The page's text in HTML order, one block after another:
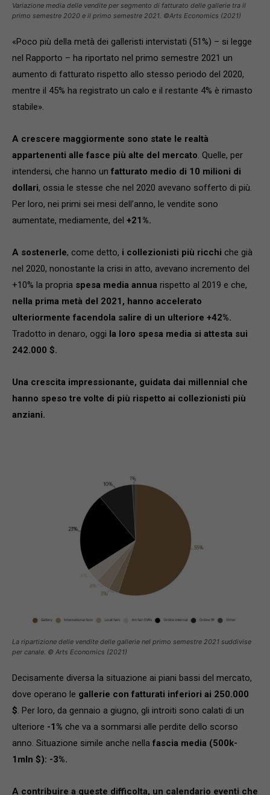
Variazione media delle vendite per segmento di fatturato delle gallerie tra il
primo semestre 2020 e il primo semestre 2021. ©Arts Economics (2021)
«Poco più della metà dei galleristi intervistati (51%) – si legge
nel Rapporto – ha riportato nel primo semestre 2021 un
aumento di fatturato rispetto allo stesso periodo del 2020,
mentre il 45% ha registrato un calo e il restante 4% è rimasto
stabile».
A crescere maggiormente sono state le realtà
appartenenti alle fasce più alte del mercato . Quelle, per
intendersi, che hanno un fatturato medio di 10 milioni di
dollari, ossia le stesse che nel 2020 avevano sofferto di più.
Per loro, nei primi sei mesi dell’anno, le vendite sono
aumentate, mediamente, del +21%.
A sostenerle, come detto, i collezionisti più ricchi che già
nel 2020, nonostante la crisi in atto, avevano incremento del
+10% la propria spesa media annua rispetto al 2019 e che,
nella prima metà del 2021, hanno accelerato
ulteriormente facendola salire di un ulteriore +42%.
Tradotto in denaro, oggi la loro spesa media si attesta sui
242.000 $.
Una crescita impressionante, guidata dai millennial che
hanno speso tre volte di più rispetto ai collezionisti più
anziani.
La ripartizione delle vendite delle gallerie nel primo semestre 2021 suddivise
per canale. © Arts Economics (2021)
Decisamente diversa la situazione ai piani bassi del mercato,
dove operano le gallerie con fatturati inferiori ai 250.000
$ . Per loro, da gennaio a giugno, gli introiti sono calati di un
ulteriore -1% che va a sommarsi alle perdite dello scorso
anno. Situazione simile anche nella fascia media (500k-
1mln $): -3%.
A contribuire a queste difficolta, un calendario eventi che